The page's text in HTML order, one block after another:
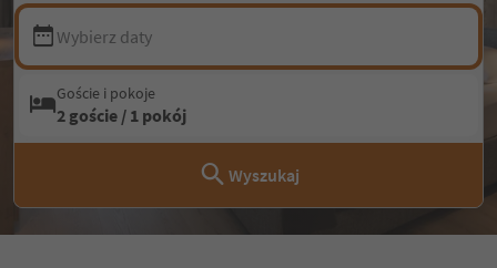
Wybierz daty
Goście i pokoje
2 goście / 1 pokój
Wyszukaj